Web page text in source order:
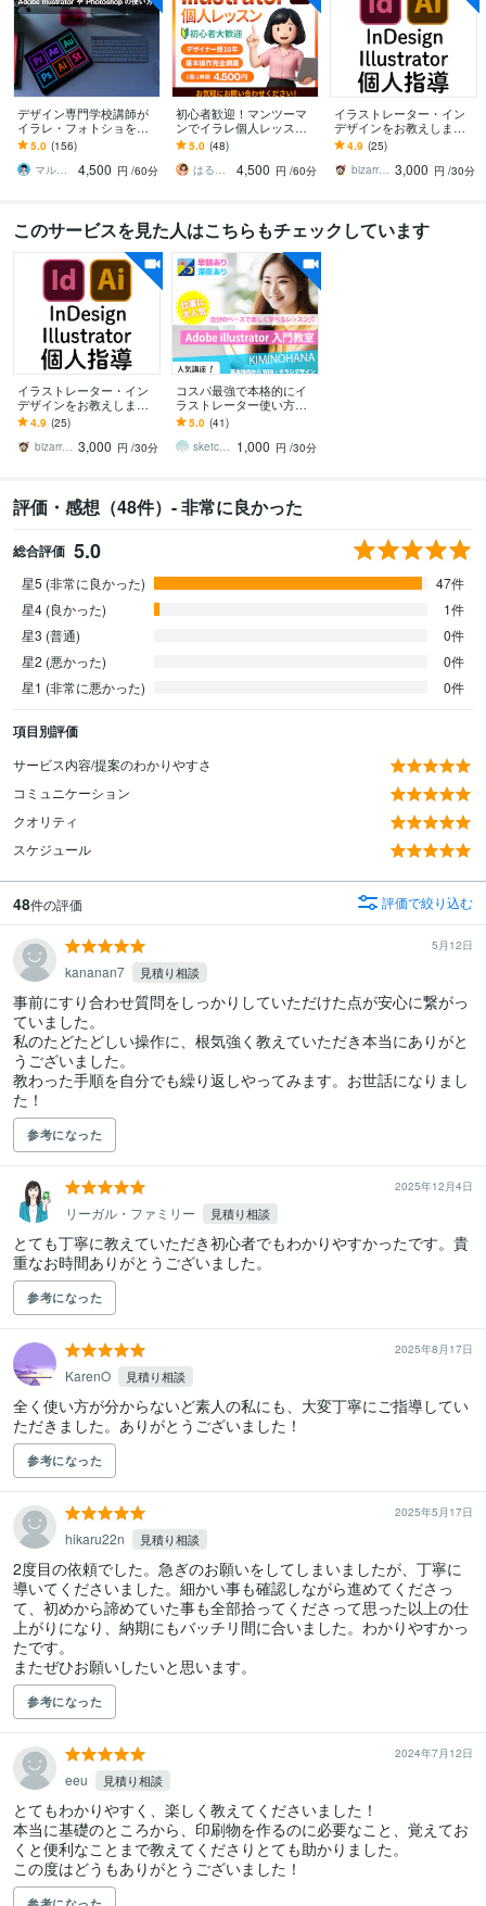
デザイン専門学校講師が
イラレ・フォトショを教
えます 初心者・中級者歓
迎！イラレ・フォトショ
教えます！
5.0 (156)
マルコフ marucof
4,500 円 /60分
初心者歓迎！マンツーマ
ンでイラレ個人レッスン
します ＼歴1０年の現役デ
ザイナーがあなたのペー
スで丁寧サポート／
5.0 (48)
はるな【STUDIO・デザイン】
4,500 円 /60分
イラストレーター・イン
デザインをお教えします
印刷物やバナーを作りた
いが、やり方が分からな
い時に！
4.9 (25)
bizarre_n 3,000 円 /30分
このサービスを見た人はこちらもチェックしています
イラストレーター・イン
デザインをお教えします
印刷物やバナーを作りた
いが、やり方が分からな
い時に！
4.9 (25)
bizarre_n 3,000 円 /30分
コスパ最強で本格的にイ
ラストレーター使い方教
えます プロデザイナーの
日本一分かり易いイラレ
の教室【初心者Ok】
5.0 (41)
sketchnews 1,000 円 /30分
評価・感想（48件）- 非常に良かった
総合評価 5.0
星5 (非常に良かった)
47件
星4 (良かった)
1件
星3 (普通)
0件
星2 (悪かった)
0件
星1 (非常に悪かった)
0件
項目別評価
サービス内容/提案のわかりやすさ
コミュニケーション
クオリティ
スケジュール
48件の評価 評価で絞り込む
5月12日
kananan7 見積り相談
事前にすり合わせ質問をしっかりしていただけた点が安心に繋がっ
ていました。
私のたどたどしい操作に、根気強く教えていただき本当にありがと
うございました。
教わった手順を自分でも繰り返しやってみます。お世話になりまし
た！
参考になった
2025年12月4日
リーガル・ファミリー 見積り相談
とても丁寧に教えていただき初心者でもわかりやすかったです。貴
重なお時間ありがとうございました。
参考になった
2025年8月17日
KarenO 見積り相談
全く使い方が分からないど素人の私にも、大変丁寧にご指導してい
ただきました。ありがとうございました！
参考になった
2025年5月17日
hikaru22n 見積り相談
2度目の依頼でした。急ぎのお願いをしてしまいましたが、丁寧に
導いてくださいました。細かい事も確認しながら進めてくださっ
て、初めから諦めていた事も全部拾ってくださって思った以上の仕
上がりになり、納期にもバッチリ間に合いました。わかりやすかっ
たです。
またぜひお願いしたいと思います。
参考になった
2024年7月12日
eeu 見積り相談
とてもわかりやすく、楽しく教えてくださいました！
本当に基礎のところから、印刷物を作るのに必要なこと、覚えてお
くと便利なことまで教えてくださりとても助かりました。
この度はどうもありがとうございました！